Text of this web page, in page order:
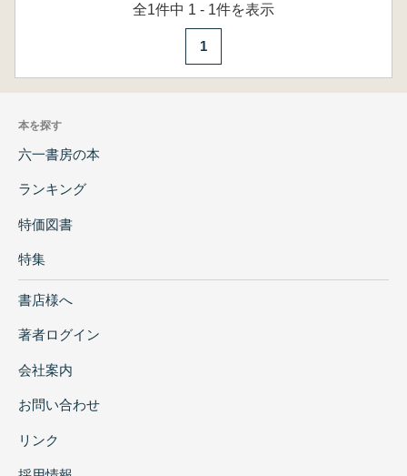
全1件中 1 - 1件を表示
1
本を探す
六一書房の本
ランキング
特価図書
特集
書店様へ
著者ログイン
会社案内
お問い合わせ
リンク